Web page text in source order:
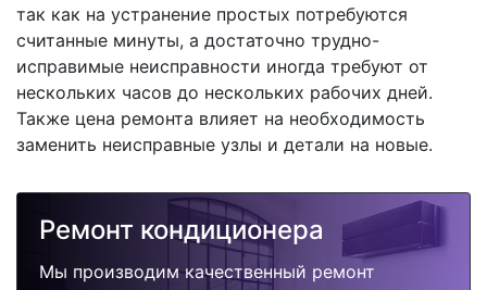
так как на устранение простых потребуются
считанные минуты, а достаточно трудно-
исправимые неисправности иногда требуют от
нескольких часов до нескольких рабочих дней.
Также цена ремонта влияет на необходимость
заменить неисправные узлы и детали на новые.
Ремонт кондиционера
Мы производим качественный ремонт